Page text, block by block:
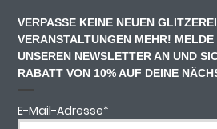
VERPASSE KEINE NEUEN
VERANSTALTUNGEN MEHR!
UNSEREN NEWSLETTER AN UND
RABATT VON 10% AUF DEINE
E-Mail-Adresse*